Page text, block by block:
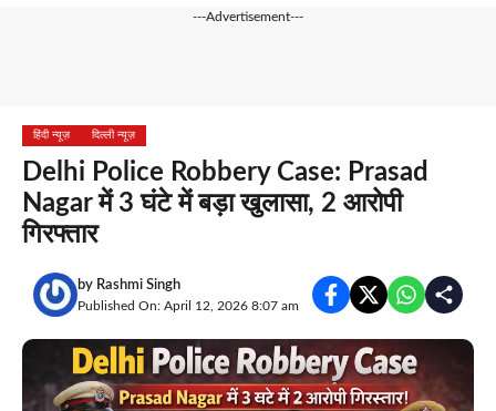
---Advertisement---
हिंदी न्यूज़ दिल्ली न्यूज़
Delhi Police Robbery Case: Prasad
Nagar में 3 घंटे में बड़ा खुलासा, 2 आरोपी
गिरफ्तार
by Rashmi Singh
Published On: April 12, 2026 8:07 am